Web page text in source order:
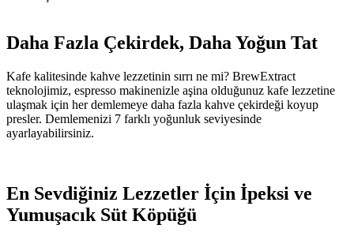
Daha Fazla Çekirdek, Daha Yoğun Tat
Kafe kalitesinde kahve lezzetinin sırrı ne mi? BrewExtract
teknolojimiz, espresso makinenizle aşina olduğunuz kafe lezzetine
ulaşmak için her demlemeye daha fazla kahve çekirdeği koyup
presler. Demlemenizi 7 farklı yoğunluk seviyesinde
ayarlayabilirsiniz.
En Sevdiğiniz Lezzetler İçin İpeksi ve
Yumuşacık Süt Köpüğü